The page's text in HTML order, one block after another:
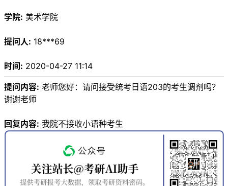
学院: 美术学院
提问人: 18***69
时间: 2020-04-27 11:14
提问内容: 老师您好：请问接受统考日语203的考生调剂吗？
谢谢老师
回复内容: 我院不接收小语种考生